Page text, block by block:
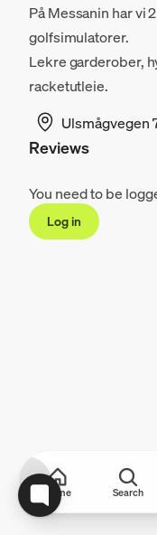
På Messanin har vi
golfsimulatorer.
Lekre garderober,
racketutleie.
Ulsmågvegen
Reviews
You need to be
Log in
Home Search